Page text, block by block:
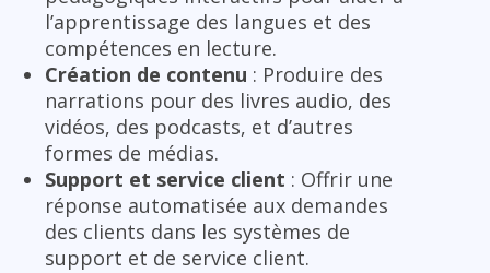
l’apprentissage des langues et des
compétences en lecture.
Création de contenu : Produire des
narrations pour des livres audio, des
vidéos, des podcasts, et d’autres
formes de médias.
Support et service client : Offrir une
réponse automatisée aux demandes
des clients dans les systèmes de
support et de service client.